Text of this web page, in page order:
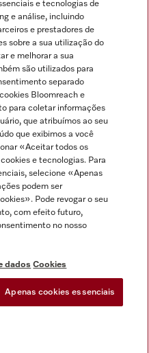
e tecnologias de
e análise, incluindo
e prestadores de
sobre a sua utilização do
e melhorar a sua
são utilizados para
separado
Bloomreach e
para coletar informações
que atribuímos ao seu
que exibimos a você
«Aceitar todos os
e tecnologias. Para
selecione «Apenas
podem ser
Pode revogar o seu
com efeito futuro,
no nosso
dados Cookies
Apenas cookies essenciais